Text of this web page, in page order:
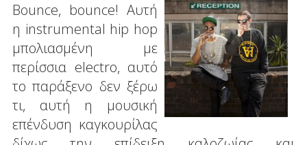
Bounce, bounce! Αυτή
η instrumental hip hop
μπολιασμένη με
περίσσια electro, αυτό
το παράξενο δεν ξέρω
τι, αυτή η μουσική
επένδυση καγκουρίλας